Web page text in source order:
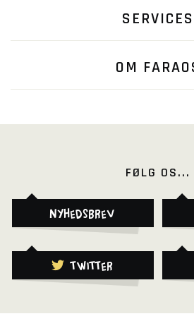
SERVICES
OM
FØLG OS...
Nyhedsbrev
Twitter